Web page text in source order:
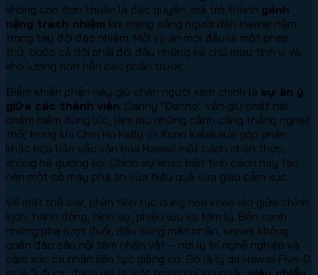
không còn đơn thuần là đặc quyền, mà trở thành gánh
nặng trách nhiệm khi mạng sống người dân Hawaii nằm
trong tay đội đặc nhiệm. Mỗi vụ án mới đều là một phép
thử, buộc cả đội phải đối đầu những kẻ chủ mưu tinh vi và
khó lường hơn hẳn các phần trước.
Điểm khiến phần này giữ chân người xem chính là sự ăn ý
giữa các thành viên. Danny “Danno” vẫn giữ chất hài
châm biếm đúng lúc, làm dịu những cảnh căng thẳng nghẹt
thở; trong khi Chin Ho Kelly và Kono Kalakaua góp phần
khắc họa bản sắc văn hóa Hawaii một cách chân thực,
không hề gượng ép. Chính sự khác biệt tính cách này tạo
nên một cỗ máy phá án vừa hiệu quả vừa giàu cảm xúc.
Về mặt thể loại, phim tiếp tục dung hòa khéo léo giữa chính
kịch, hành động, hình sự, phiêu lưu và tâm lý. Bên cạnh
những pha rượt đuổi, đấu súng mãn nhãn, series không
quên đào sâu nội tâm nhân vật – nơi lý trí nghề nghiệp và
cảm xúc cá nhân liên tục giằng co. Đó là lý do Hawaii Five-0